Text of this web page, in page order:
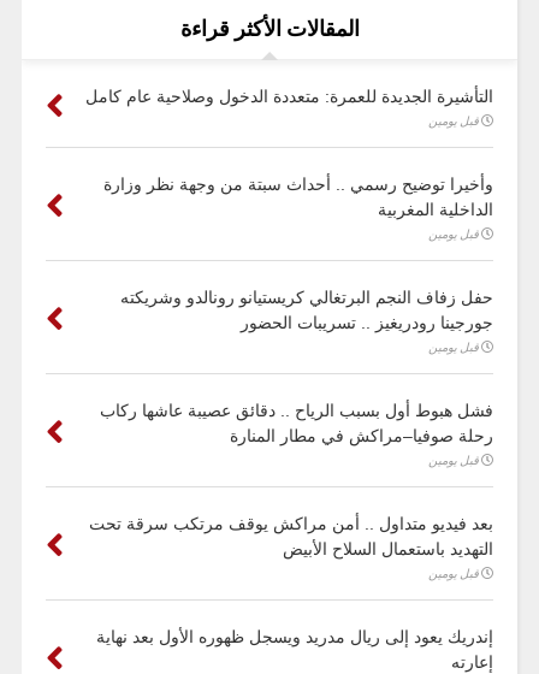
المقالات الأكثر قراءة
التأشيرة الجديدة للعمرة: متعددة الدخول وصلاحية عام كامل
قبل يومين
وأخيرا توضيح رسمي .. أحداث سبتة من وجهة نظر وزارة
الداخلية المغربية
قبل يومين
حفل زفاف النجم البرتغالي كريستيانو رونالدو وشريكته
جورجينا رودريغيز .. تسريبات الحضور
قبل يومين
فشل هبوط أول بسبب الرياح .. دقائق عصيبة عاشها ركاب
رحلة صوفيا–مراكش في مطار المنارة
قبل يومين
بعد فيديو متداول .. أمن مراكش يوقف مرتكب سرقة تحت
التهديد باستعمال السلاح الأبيض
قبل يومين
إندريك يعود إلى ريال مدريد ويسجل ظهوره الأول بعد نهاية
إعارته